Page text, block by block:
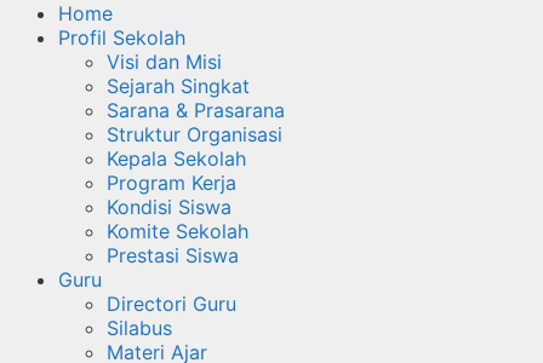
Home
Profil Sekolah
Visi dan Misi
Sejarah Singkat
Sarana & Prasarana
Struktur Organisasi
Kepala Sekolah
Program Kerja
Kondisi Siswa
Komite Sekolah
Prestasi Siswa
Guru
Directori Guru
Silabus
Materi Ajar